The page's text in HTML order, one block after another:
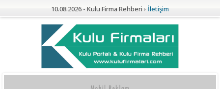
10.08.2026 - Kulu Firma Rehberi İletişim